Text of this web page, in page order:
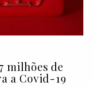
milhões de
a Covid-19